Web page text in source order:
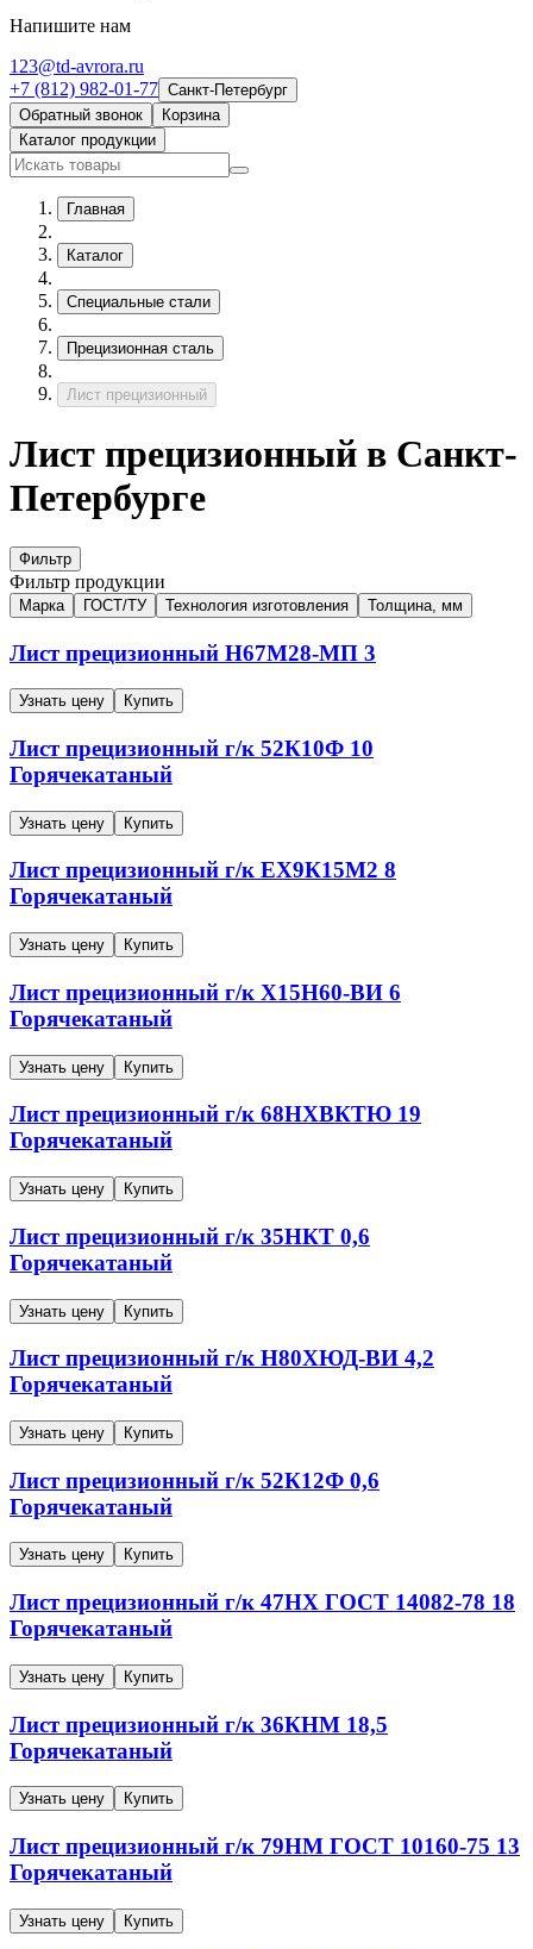
Напишите нам
123@td-avrora.ru
+7 (812) 982-01-77 Санкт-Петербург
Обратный звонок
Корзина
Каталог продукции
Главная
Каталог
Специальные стали
Прецизионная сталь
Лист прецизионный
Лист прецизионный в Санкт-
Петербурге
Фильтр
Фильтр продукции
Марка ГОСТ/ТУ Технология изготовления Толщина, мм
Лист прецизионный Н67М28-МП 3
Узнать цену Купить
Лист прецизионный г/к 52К10Ф 10
Горячекатаный
Узнать цену Купить
Лист прецизионный г/к ЕХ9К15М2 8
Горячекатаный
Узнать цену Купить
Лист прецизионный г/к Х15Н60-ВИ 6
Горячекатаный
Узнать цену Купить
Лист прецизионный г/к 68НХВКТЮ 19
Горячекатаный
Узнать цену Купить
Лист прецизионный г/к 35НКТ 0,6
Горячекатаный
Узнать цену Купить
Лист прецизионный г/к Н80ХЮД-ВИ 4,2
Горячекатаный
Узнать цену Купить
Лист прецизионный г/к 52К12Ф 0,6
Горячекатаный
Узнать цену Купить
Лист прецизионный г/к 47НХ ГОСТ 14082-78 18
Горячекатаный
Узнать цену Купить
Лист прецизионный г/к 36КНМ 18,5
Горячекатаный
Узнать цену Купить
Лист прецизионный г/к 79НМ ГОСТ 10160-75 13
Горячекатаный
Узнать цену Купить